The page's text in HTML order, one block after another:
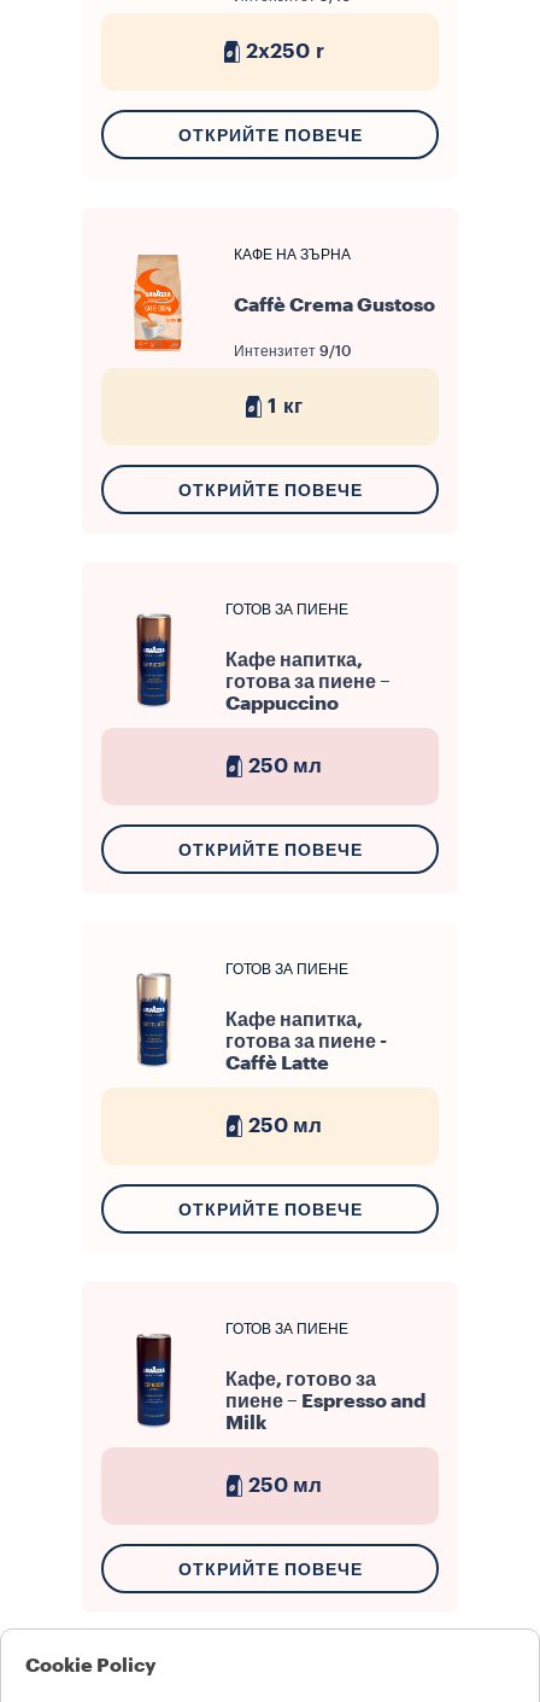
2x250 r
ОТКРИЙТЕ ПОВЕЧЕ
КАФЕ НА ЗЪРНА
Caffè Crema Gustoso
Интензитет 9/10
1 кг
ОТКРИЙТЕ ПОВЕЧЕ
ГОТОВ ЗА ПИЕНЕ
Кафе напитка,
готова за пиене –
Cappuccino
250 мл
ОТКРИЙТЕ ПОВЕЧЕ
ГОТОВ ЗА ПИЕНЕ
Кафе напитка,
готова за пиене -
Caffè Latte
250 мл
ОТКРИЙТЕ ПОВЕЧЕ
ГОТОВ ЗА ПИЕНЕ
Кафе, готово за
пиене – Espresso and
Milk
250 мл
ОТКРИЙТЕ ПОВЕЧЕ
Cookie Policy